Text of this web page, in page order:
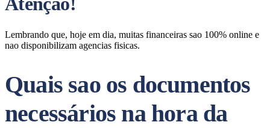
Lembrando que, hoje em dia, muitas financeiras sao 100% online e
nao disponibilizam agencias fisicas.
Quais sao os documentos
necessários na hora da